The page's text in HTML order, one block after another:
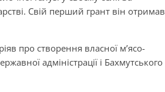
Свій перший грант він отримав
про створення власної м’ясо-
адміністрації і Бахмутського